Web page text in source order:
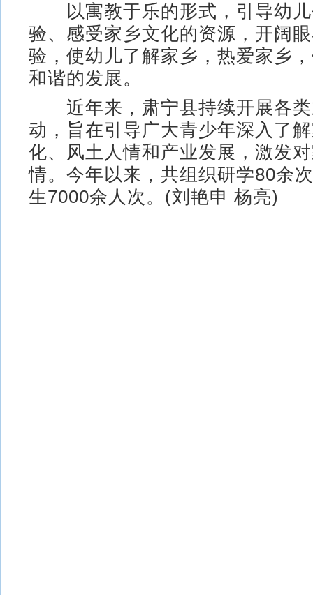
以寓教于乐的形式，引导幼儿
验、感受家乡文化的资源，开阔
验，使幼儿了解家乡，热爱家乡
和谐的发展。
近年来，肃宁县持续开展各类
动，旨在引导广大青少年深入了
化、风土人情和产业发展，激发
情。今年以来，共组织研学80余
生7000余人次。(刘艳申 杨亮)